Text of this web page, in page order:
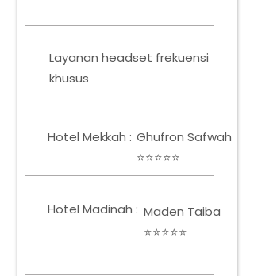
Layanan headset frekuensi
khusus
Hotel Mekkah : Ghufron Safwah
⭐⭐⭐⭐⭐
Hotel Madinah : Maden Taiba
⭐⭐⭐⭐⭐